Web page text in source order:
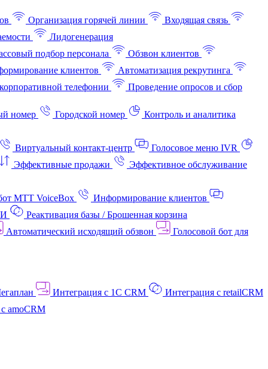
Организация горячей линии
Входящая связь
Лидогенерация
подбор персонала
Обзвон клиентов
клиентов
Автоматизация рекрутинга
телефонии
Проведение опросов и сбор
номер Городской номер Контроль и аналитика
Виртуальный контакт‑центр
Голосовое меню IVR
Эффективные продажи
Эффективное обслуживание
МТТ VoiceBox
Информирование клиентов
Реактивация базы / Брошенная корзина
Автоматический исходящий обзвон
Голосовой бот для
Интеграция с 1C CRM
Интеграция с retailCRM
amoCRM